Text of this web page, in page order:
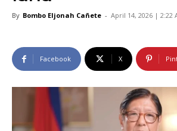
By Bombo Eljonah Cañete - April 14, 2026 | 2:22
Facebook X